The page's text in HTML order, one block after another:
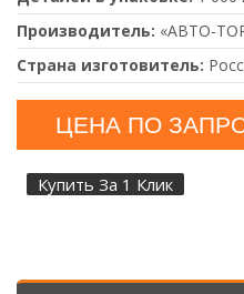
Производитель: «АВТО-
Страна изготовитель:
ЦЕНА ПО